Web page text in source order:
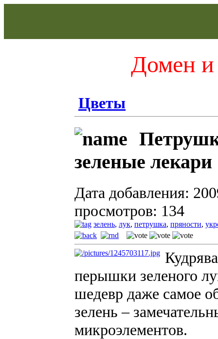
Домен и
Цветы
зеленые лекари
Дата добавления:
просмотров: 134
зелень, лук, петрушка, пряности,
перышки зеленого
шедевр даже самое
зелень –
микроэлементов.